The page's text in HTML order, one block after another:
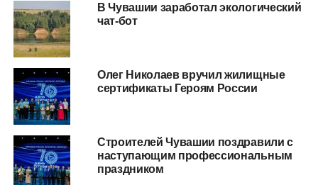
В Чувашии заработал экологический
чат-бот
Олег Николаев вручил жилищные
сертификаты Героям России
Строителей Чувашии поздравили с
наступающим профессиональным
праздником